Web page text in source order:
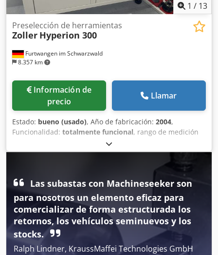
1 / 13
Furtwangen im Schwarzwald
8.357 km
Preselección de herramientas
Zoller Hyperion 300
Información de
precio
Llamar
Estado: bueno (usado), Año de fabricación: 2004,
Funcionalidad: totalmente funcional, rango de medición
, rango de medición Eje Y:
medición eje Z:315 mm, Zoller Hyperion 320EZ
Portaherramientas para máquinas Miyano, Boley e Index
Las subastas con Machineseeker son
para nosotros un elemento eficaz para
comercializar de forma estructurada los
retornos, los vehículos seminuevos y los
stocks.
Ralph Lindner, KraussMaffei Technologies GmbH